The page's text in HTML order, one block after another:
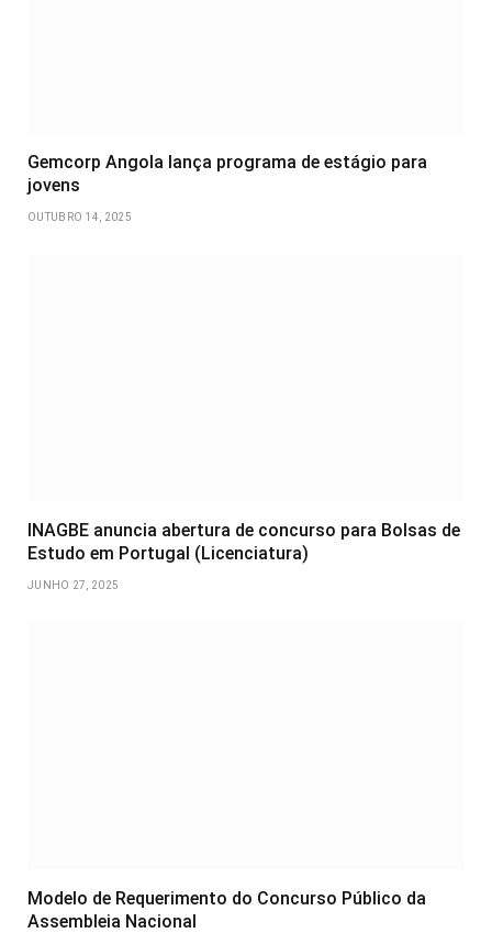
Gemcorp Angola lança programa de estágio para
jovens
OUTUBRO 14, 2025
INAGBE anuncia abertura de concurso para Bolsas de
Estudo em Portugal (Licenciatura)
JUNHO 27, 2025
Modelo de Requerimento do Concurso Público da
Assembleia Nacional